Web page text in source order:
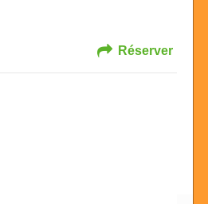
Réserver